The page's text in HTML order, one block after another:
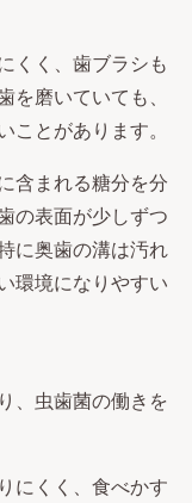
くく、歯ブラシも
を磨いていても、
ことがあります。
含まれる糖分を分
の表面が少しずつ
に奥歯の溝は汚れ
環境になりやすい
、虫歯菌の働きを
にくく、食べかす